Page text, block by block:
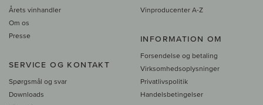
Årets vinhandler
Om os
Presse
SERVICE OG KONTAKT
Spørgsmål og svar
Downloads
Vinproducenter A-Z
INFORMATION OM
Forsendelse og betaling
Virksomhedsoplysninger
Privatlivspolitik
Handelsbetingelser